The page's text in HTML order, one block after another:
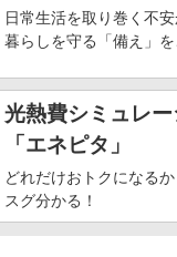
日常生活を取り巻く不安
暮らしを守る「備え」を
光熱費シミュレー
「エネピタ」
どれだけおトクになるか
スグ分かる！